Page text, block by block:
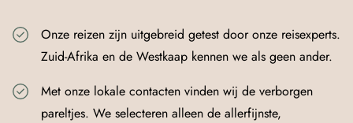
Onze reizen zijn uitgebreid getest door onze reisexperts.
Zuid-Afrika en de Westkaap kennen we als geen ander.
Met onze lokale contacten vinden wij de verborgen
pareltjes. We selecteren alleen de allerfijnste,